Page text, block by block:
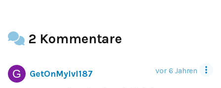
2 Kommentare
GetOnMylvl187 vor 6 Jahren